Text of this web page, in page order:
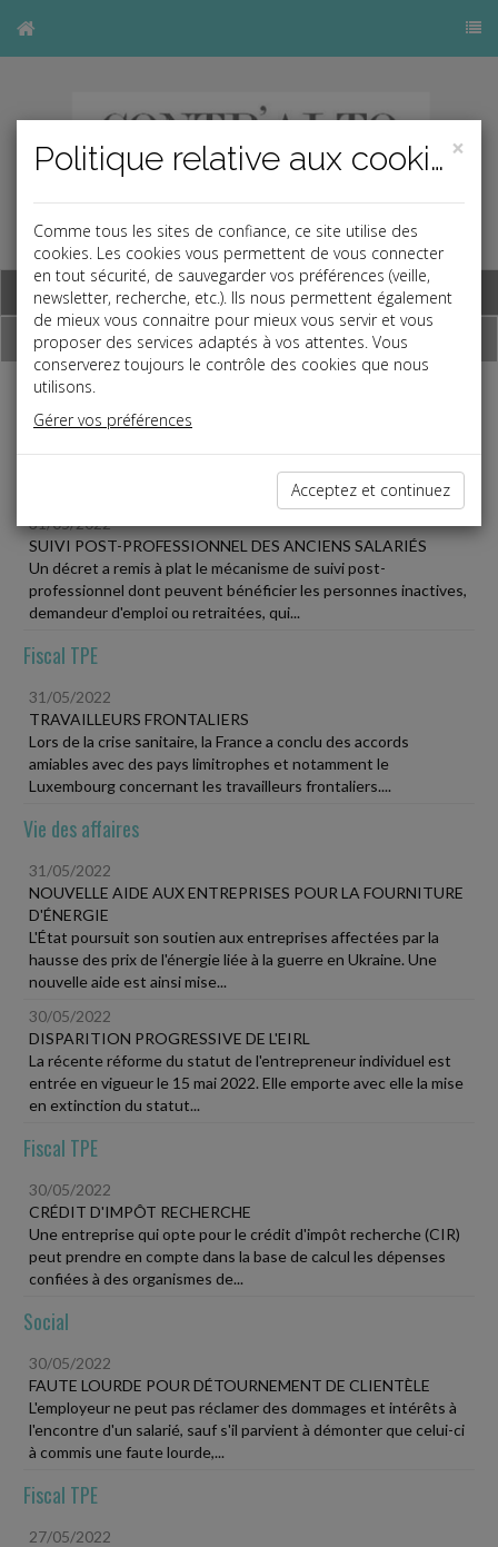
Base documentaire
Dépêches
Liste des dernières dépêches
31/05/2022
SUIVI POST-PROFESSIONNEL DES ANCIENS SALARIÉS
Un décret a remis à plat le mécanisme de suivi post-
professionnel dont peuvent bénéficier les personnes inactives,
demandeur d'emploi ou retraitées, qui...
Fiscal TPE
31/05/2022
TRAVAILLEURS FRONTALIERS
Lors de la crise sanitaire, la France a conclu des accords
amiables avec des pays limitrophes et notamment le
Luxembourg concernant les travailleurs frontaliers....
Vie des affaires
31/05/2022
NOUVELLE AIDE AUX ENTREPRISES POUR LA FOURNITURE
D'ÉNERGIE
L'État poursuit son soutien aux entreprises affectées par la
hausse des prix de l'énergie liée à la guerre en Ukraine. Une
nouvelle aide est ainsi mise...
30/05/2022
DISPARITION PROGRESSIVE DE L'EIRL
La récente réforme du statut de l'entrepreneur individuel est
entrée en vigueur le 15 mai 2022. Elle emporte avec elle la mise
en extinction du statut...
Fiscal TPE
30/05/2022
CRÉDIT D'IMPÔT RECHERCHE
Une entreprise qui opte pour le crédit d'impôt recherche (CIR)
peut prendre en compte dans la base de calcul les dépenses
confiées à des organismes de...
Social
30/05/2022
FAUTE LOURDE POUR DÉTOURNEMENT DE CLIENTÈLE
L'employeur ne peut pas réclamer des dommages et intérêts à
l'encontre d'un salarié, sauf s'il parvient à démonter que celui-ci
à commis une faute lourde,...
Fiscal TPE
27/05/2022
×
Politique relative aux cookies
Comme tous les sites de confiance, ce site utilise des
cookies. Les cookies vous permettent de vous connecter
en tout sécurité, de sauvegarder vos préférences (veille,
newsletter, recherche, etc.). Ils nous permettent également
de mieux vous connaitre pour mieux vous servir et vous
proposer des services adaptés à vos attentes. Vous
conserverez toujours le contrôle des cookies que nous
utilisons.
Gérer vos préférences
Acceptez et continuez